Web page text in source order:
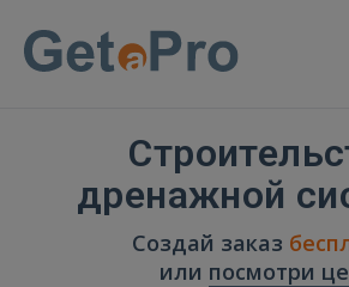
дренажной
Создай заказ
или посмотри